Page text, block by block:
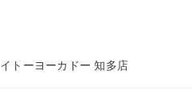
イトーヨーカドー 知多店